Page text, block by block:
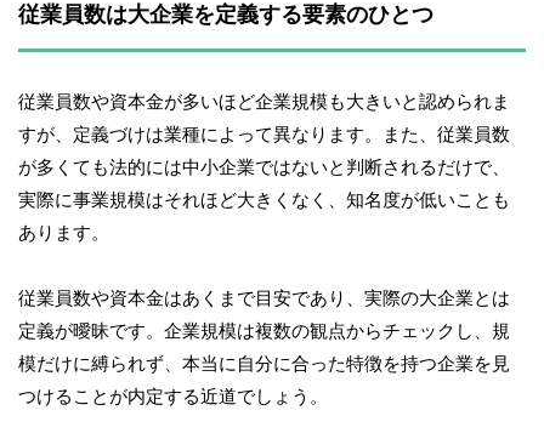
従業員数は大企業を定義する要素のひとつ
従業員数や資本金が多いほど企業規模も大きいと認められま
すが、定義づけは業種によって異なります。また、従業員数
が多くても法的には中小企業ではないと判断されるだけで、
実際に事業規模はそれほど大きくなく、知名度が低いことも
あります。
従業員数や資本金はあくまで目安であり、実際の大企業とは
定義が曖昧です。企業規模は複数の観点からチェックし、規
模だけに縛られず、本当に自分に合った特徴を持つ企業を見
つけることが内定する近道でしょう。